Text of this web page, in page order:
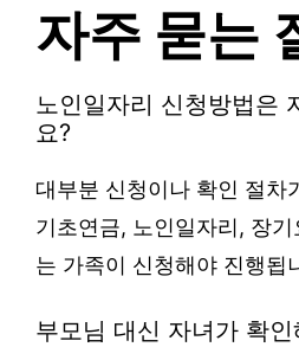
자주 묻는
노인일자리 신청방법은
요?
대부분 신청이나 확인 절차
기초연금, 노인일자리, 장
는 가족이 신청해야 진행됩
부모님 대신 자녀가 확